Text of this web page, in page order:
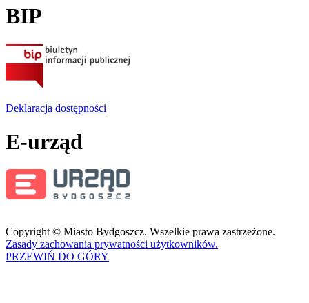
BIP
Deklaracja dostępności
E-urząd
Copyright © Miasto Bydgoszcz. Wszelkie prawa zastrzeżone.
Zasady zachowania prywatności użytkowników.
PRZEWIŃ DO GÓRY